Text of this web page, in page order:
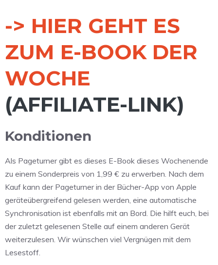
-> HIER GEHT ES
ZUM E-BOOK DER
WOCHE
(AFFILIATE-LINK)
Konditionen
Als Pageturner gibt es dieses E-Book dieses Wochenende
zu einem Sonderpreis von 1,99 € zu erwerben. Nach dem
Kauf kann der Pageturner in der Bücher-App von Apple
geräteübergreifend gelesen werden, eine automatische
Synchronisation ist ebenfalls mit an Bord. Die hilft euch, bei
der zuletzt gelesenen Stelle auf einem anderen Gerät
weiterzulesen. Wir wünschen viel Vergnügen mit dem
Lesestoff.